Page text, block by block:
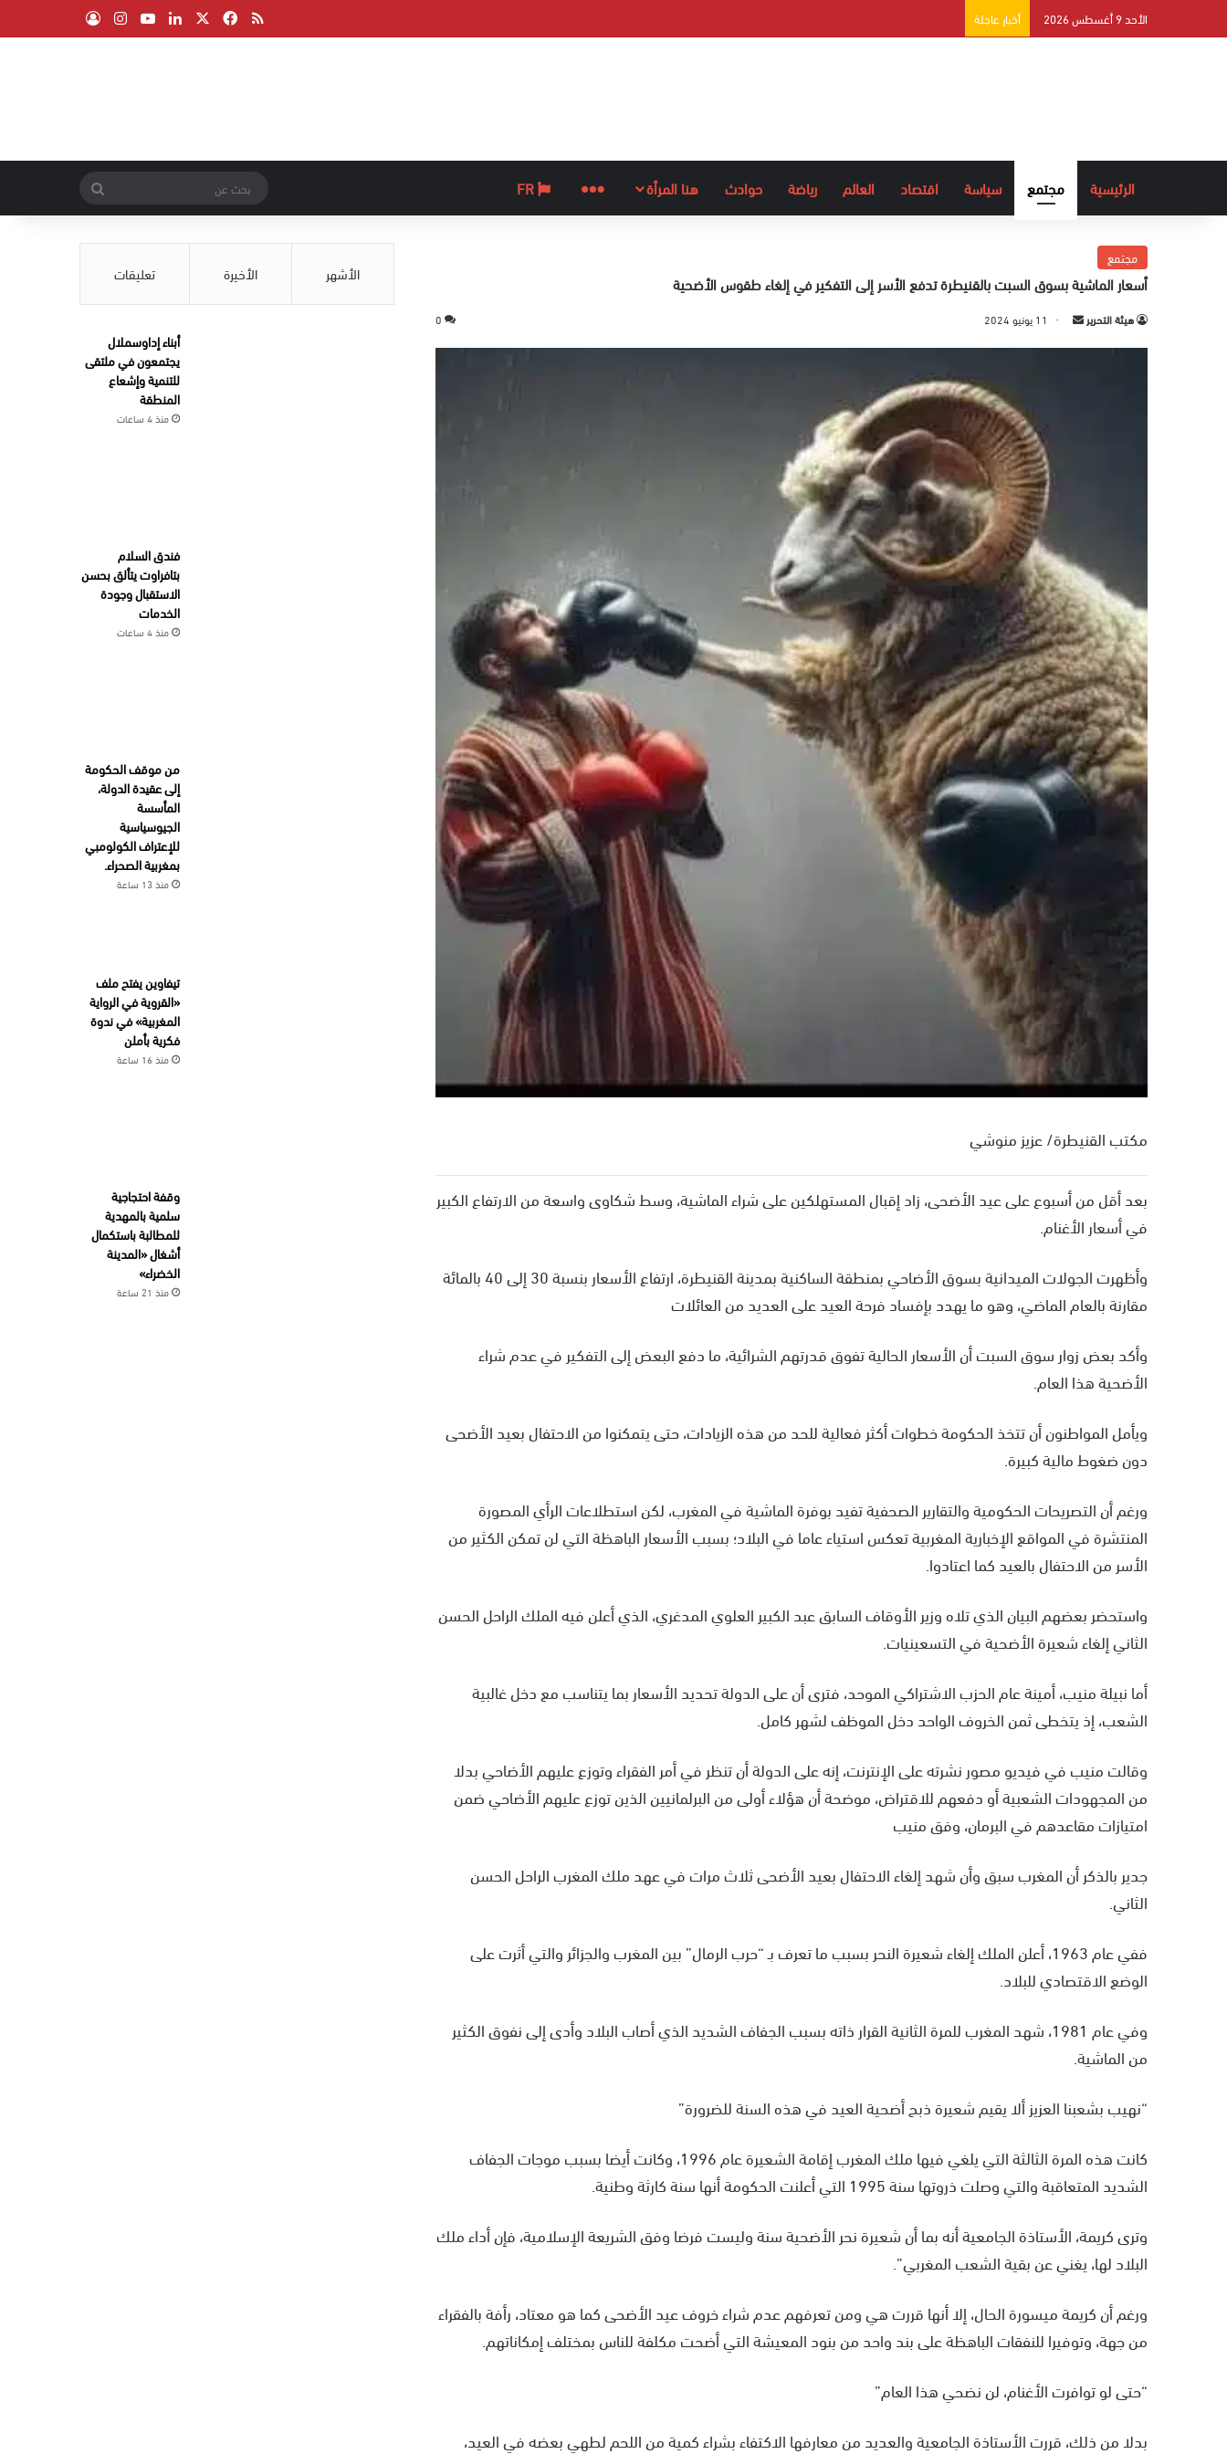
الأحد 9 أغسطس 2026 أخبار عاجلة ملخص الموقع RSS
فيسبوك لينكدإن ‫YouTube
انستقرام
الرئيسية مجتمع سياسة اقتصاد العالم رياضة حوادث هنا المرأة المزيد
عن
مجتمع
أسعار الماشية بسوق السبت بالقنيطرة تدفع الأسر إلى التفكير في إلغاء طقوس الأضحية
هيئة التحرير
ك
ر
و
ن
ي
ا
11 يونيو 2024 0
مكتب القنيطرة/ عزيز منوشي
بعد أقل من أسبوع على عيد الأضحى، زاد إقبال المستهلكين على شراء الماشية، وسط شكاوى واسعة من الارتفاع الكبير
في أسعار الأغنام.
وأظهرت الجولات الميدانية بسوق الأضاحي بمنطقة الساكنية بمدينة القنيطرة، ارتفاع الأسعار بنسبة 30 إلى 40 بالمائة
مقارنة بالعام الماضي، وهو ما يهدد بإفساد فرحة العيد على العديد من العائلات
وأكد بعض زوار سوق السبت أن الأسعار الحالية تفوق قدرتهم الشرائية، ما دفع البعض إلى التفكير في عدم شراء
الأضحية هذا العام.
ويأمل المواطنون أن تتخذ الحكومة خطوات أكثر فعالية للحد من هذه الزيادات، حتى يتمكنوا من الاحتفال بعيد الأضحى
دون ضغوط مالية كبيرة.
ورغم أن التصريحات الحكومية والتقارير الصحفية تفيد بوفرة الماشية في المغرب، لكن استطلاعات الرأي المصورة
المنتشرة في المواقع الإخبارية المغربية تعكس استياء عاما في البلاد؛ بسبب الأسعار الباهظة التي لن تمكن الكثير من
الأسر من الاحتفال بالعيد كما اعتادوا.
واستحضر بعضهم البيان الذي تلاه وزير الأوقاف السابق عبد الكبير العلوي المدغري، الذي أعلن فيه الملك الراحل الحسن
الثاني إلغاء شعيرة الأضحية في التسعينيات.
أما نبيلة منيب، أمينة عام الحزب الاشتراكي الموحد، فترى أن على الدولة تحديد الأسعار بما يتناسب مع دخل غالبية
الشعب، إذ يتخطى ثمن الخروف الواحد دخل الموظف لشهر كامل.
وقالت منيب في فيديو مصور نشرته على الإنترنت، إنه على الدولة أن تنظر في أمر الفقراء وتوزع عليهم الأضاحي بدلا
من المجهودات الشعبية أو دفعهم للاقتراض، موضحة أن هؤلاء أولى من البرلمانيين الذين توزع عليهم الأضاحي ضمن
امتيازات مقاعدهم في البرمان، وفق منيب
جدير بالذكر أن المغرب سبق وأن شهد إلغاء الاحتفال بعيد الأضحى ثلاث مرات في عهد ملك المغرب الراحل الحسن
الثاني.
ففي عام 1963، أعلن الملك إلغاء شعيرة النحر بسبب ما تعرف بـ “حرب الرمال” بين المغرب والجزائر والتي أثرت على
الوضع الاقتصادي للبلاد.
وفي عام 1981، شهد المغرب للمرة الثانية القرار ذاته بسبب الجفاف الشديد الذي أصاب البلاد وأدى إلى نفوق الكثير
من الماشية.
“نهيب بشعبنا العزيز ألا يقيم شعيرة ذبح أضحية العيد في هذه السنة للضرورة”
كانت هذه المرة الثالثة التي يلغي فيها ملك المغرب إقامة الشعيرة عام 1996، وكانت أيضا بسبب موجات الجفاف
الشديد المتعاقبة والتي وصلت ذروتها سنة 1995 التي أعلنت الحكومة أنها سنة كارثة وطنية.
وترى كريمة، الأستاذة الجامعية أنه بما أن شعيرة نحر الأضحية سنة وليست فرضا وفق الشريعة الإسلامية، فإن أداء ملك
البلاد لها، يغني عن بقية الشعب المغربي”.
ورغم أن كريمة ميسورة الحال، إلا أنها قررت هي ومن تعرفهم عدم شراء خروف عيد الأضحى كما هو معتاد، رأفة بالفقراء
من جهة، وتوفيرا للنفقات الباهظة على بند واحد من بنود المعيشة التي أضحت مكلفة للناس بمختلف إمكاناتهم.
“حتى لو توافرت الأغنام، لن نضحي هذا العام”
بدلا من ذلك، قررت الأستاذة الجامعية والعديد من معارفها الاكتفاء بشراء كمية من اللحم لطهي بعضه في العيد،
الأشهر الأخيرة تعليقات
أبناء إداوسملال
يجتمعون في ملتقى
للتنمية وإشعاع
المنطقة
منذ 4 ساعات
فندق السلام
بتافراوت يتألق بحسن
الاستقبال وجودة
الخدمات
منذ 4 ساعات
من موقف الحكومة
إلى عقيدة الدولة،
المأسسة
الجيوسياسية
للإعتراف الكولومبي
بمغربية الصحراء.
منذ 13 ساعة
تيفاوين يفتح ملف
«القروية في الرواية
المغربية» في ندوة
فكرية بأملن
منذ 16 ساعة
وقفة احتجاجية
سلمية بالمهدية
للمطالبة باستكمال
أشغال «المدينة
الخضراء»
منذ 21 ساعة